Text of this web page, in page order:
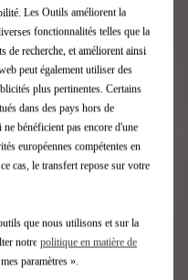
zéro émission à l'échappement
bord de nos voitures
DS. La technologie
sur chaque
Les Outils améliorent la
fonctionnalités telles que la
de recherche, et améliorent ainsi
peut également utiliser des
plus pertinentes. Certains
dans des pays hors de
bénéficient pas encore d'une
européennes compétentes en
cas, le transfert repose sur votre
que nous utilisons et sur la
notre politique en matière de
paramètres ».